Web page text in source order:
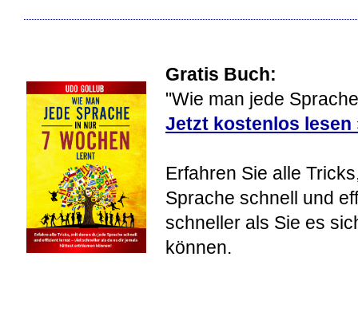
Gratis Buch:
"Wie man jede
Jetzt kostenlos lesen
Erfahren Sie alle
Sprache schnell und
schneller als Sie es
können.